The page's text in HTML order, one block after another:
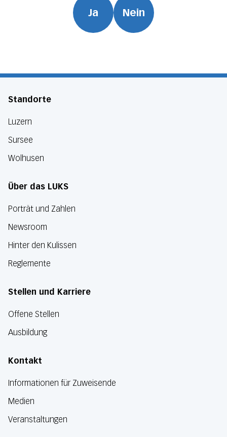
Ja Nein
Standorte
Luzern
Sursee
Wolhusen
Über das LUKS
Porträt und Zahlen
Newsroom
Hinter den Kulissen
Reglemente
Stellen und Karriere
Offene Stellen
Ausbildung
Kontakt
Informationen für Zuweisende
Medien
Veranstaltungen